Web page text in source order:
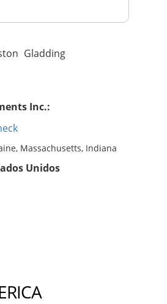
Gladding
Inc.:
Massachusetts, Indiana
Unidos